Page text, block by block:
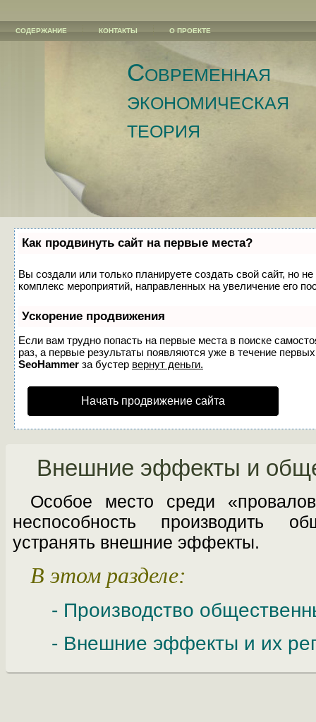
СОДЕРЖАНИЕ КОНТАКТЫ О ПРОЕКТЕ
Современная
экономическая
теория
Как продвинуть сайт на первые места?
Вы создали или только планируете создать свой сайт, но
комплекс мероприятий, направленных на увеличение его
Ускорение продвижения
Если вам трудно попасть на первые места в поиске
раз, а первые результаты появляются уже в течение
SeoHammer за бустер вернут деньги.
Начать продвижение сайта
Внешние эффекты и
Особое место среди
неспо­собность производить
устранять внешние эффекты.
В этом разделе:
- Производство
- Внешние эффекты и их